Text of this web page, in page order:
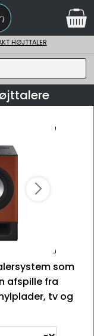
HØJTTALER
som
afspille fra
tv og